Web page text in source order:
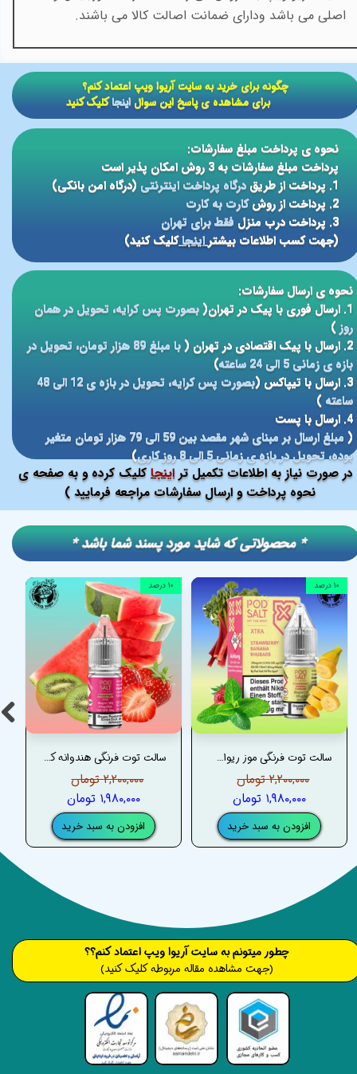
اصلی می باشد ودارای ضمانت اصالت کالا می باشند.
صورت نیاز به اطلاعات تکمیل تراینجا کلیک کرده و به صفحه ی
نحوه پرداخت و ارسال سفارشات مراجعه فرمایید )
نحوه ی پرداخت مبلغ سفارشات:
پرداخت مبلغ سفارشات به 3 روش امکان پذیر است
1. پرداخت از طریق
درگاه پرداخت اینترنتی(درگاه امن بانکی)
2. پرداخت از روش
کارت به کارت
3. پرداخت درب منزل
فقط برای تهران
(جهت کسب اطلاعات بیشتر اینجاکلیک کنید)
نحوه ی ارسال سفارشات:
1. ارسال فوری با پیک در تهران(
بصورت پس کرایه، تحویل در همان
روز)
2. ارسال با پیک اقتصادی در تهران (
با مبلغ 89 هزار تومان، تحویل در
بازه ی زمانی 5 الی 24 ساعته
)
3. ارسال با تیپاکس (
بصورت پس کرایه، تحویل در بازه ی 12 الی 48
ساعته )
4. ارسال با پست
(
مبلغ ارسال بر مبنای شهر مقصد بین 59 الی 79 هزار تومان متغیر
بوده، تحویل در بازه ی زمانی 5 الی 8 روز کاری
)
​​چگونه برای خرید به سایت آریوا ویپ اعتماد کنم؟
برای مشاهده ی پاسخ این سوالاینجاکلیک کنید
سالت توت فرنگی هندوانه کیوی پادسالت _ PODSALT STRAWBERRY WATERMELON KIWI SALT
۲,۲۰۰,۰۰۰ تومان
۱,۹۸۰,۰۰۰ تومان
افزودن به سبد خرید
۱۰ درصد
سالت توت فرنگی موز ریواس پادسالت _ PODSALT STRAWBERRY BANANA RHUBARB SALT
۲,۲۰۰,۰۰۰ تومان
۱,۹۸۰,۰۰۰ تومان
افزودن به سبد خرید
۱۰ درصد
​​* محصولاتی که شاید مورد پسند شما باشد *
​​​چطور میتونم به سایت آریوا ویپ اعتماد کنم؟؟
(جهت مشاهده مقاله مربوطه کلیک کنید)